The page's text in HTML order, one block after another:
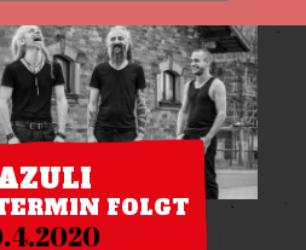
FOLGT